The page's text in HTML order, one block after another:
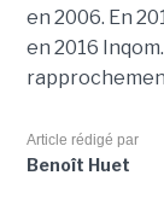
en 2006. En
en 2016
Article rédigé par
Benoît Huet